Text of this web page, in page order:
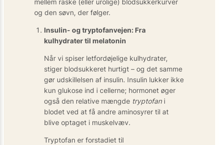
mellem raske (eller urolige) blodsukkerkurver
og den søvn, der følger.
Insulin- og tryptofanvejen: Fra
kulhydrater til melatonin
Når vi spiser letfordøjelige kulhydrater,
stiger blodsukkeret hurtigt – og det samme
gør udskillelsen af insulin. Insulin lukker ikke
kun glukose ind i cellerne; hormonet øger
også den relative mængde tryptofani
blodet ved at få andre aminosyrer til at
blive optaget i muskelvæv.
Tryptofan er forstadiet til